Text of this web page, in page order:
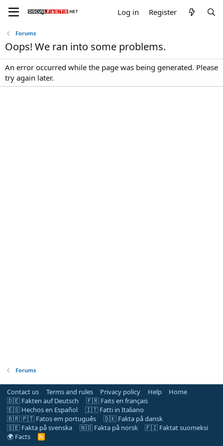
Log in Register
Forums
Oops! We ran into some problems.
An error occurred while the page was being generated. Please
try again later.
Forums
Contact us Terms and rules Privacy policy Help
Home
🇩🇪 Fakten auf Deutsch
🇫🇷 Faits en français
🇪🇸 Hechos en Español
🇮🇹 Fatti in Italiano
🇧🇷 🇵🇹 Fatos em português
🇩🇰 Fakta på dansk
🇸🇪 Fakta på svenska
🇳🇴 Fakta på norsk
🇫🇮 Faktat suomeksi
🌍 Facts
R